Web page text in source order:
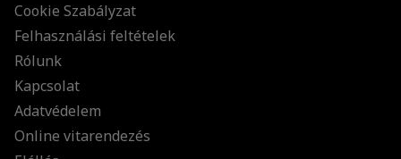
Cookie Szabályzat
Felhasználási feltételek
Rólunk
Kapcsolat
Adatvédelem
Online vitarendezés